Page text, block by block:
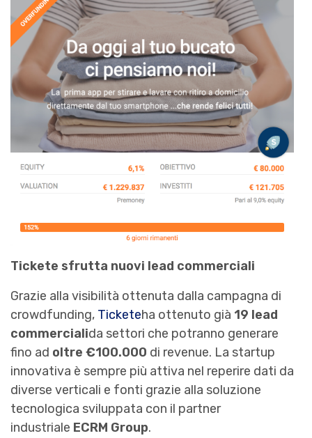
Tickete sfrutta nuovi lead commerciali
Grazie alla visibilità ottenuta dalla campagna di
crowdfunding, Ticketeha ottenuto già 19 lead
commercialida settori che potranno generare
fino ad oltre €100.000 di revenue. La startup
innovativa è sempre più attiva nel reperire dati da
diverse verticali e fonti grazie alla soluzione
tecnologica sviluppata con il partner
industriale ECRM Group.